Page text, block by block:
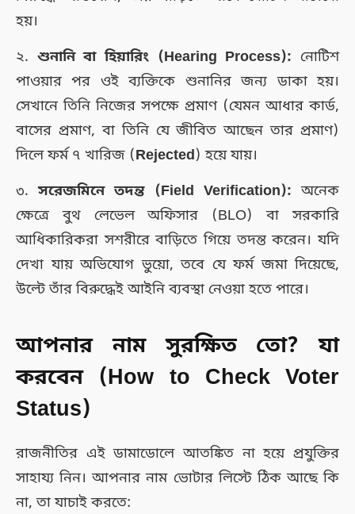
হয়।
২. শুনানি বা হিয়ারিং (Hearing Process): নোটিশ
পাওয়ার পর ওই ব্যক্তিকে শুনানির জন্য ডাকা হয়।
সেখানে তিনি নিজের সপক্ষে প্রমাণ (যেমন আধার কার্ড,
বাসের প্রমাণ, বা তিনি যে জীবিত আছেন তার প্রমাণ)
দিলে ফর্ম ৭ খারিজ (Rejected) হয়ে যায়।
৩.সরেজমিনে তদন্ত (Field Verification): অনেক
ক্ষেত্রে বুথ লেভেল অফিসার (BLO) বা সরকারি
আধিকারিকরা সশরীরে বাড়িতে গিয়ে তদন্ত করেন। যদি
দেখা যায় অভিযোগ ভুয়ো, তবে যে ফর্ম জমা দিয়েছে,
উল্টে তাঁর বিরুদ্ধেই আইনি ব্যবস্থা নেওয়া হতে পারে।
আপনার নাম সুরক্ষিত তো? যা
করবেন (How to Check Voter
Status)
রাজনীতির এই ডামাডোলে আতঙ্কিত না হয়ে প্রযুক্তির
সাহায্য নিন। আপনার নাম ভোটার লিস্টে ঠিক আছে কি
না, তা যাচাই করতে: